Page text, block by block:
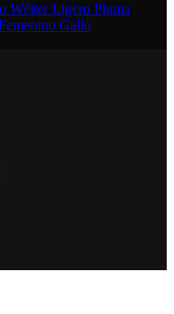
WélterLigero Pluma
Gallo